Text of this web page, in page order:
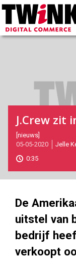
Twinkle
Digital
Commerce
Hoofdmenu
J.Crew zit
2020-
05-
05T10:51:00
2020-
05-
[nieuws]
05-05-2020
Jelle
0:35
De
uitstel van
bedrijf
verkoopt